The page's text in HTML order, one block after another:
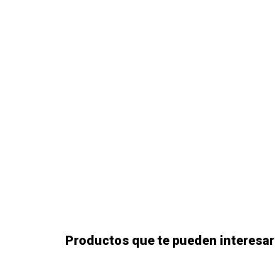
Productos que te pueden interesar